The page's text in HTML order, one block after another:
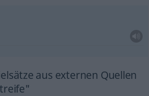
aus externen Quellen